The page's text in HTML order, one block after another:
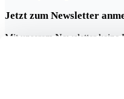
Jetzt zum Newsletter
Mit unserem Newsletter keine